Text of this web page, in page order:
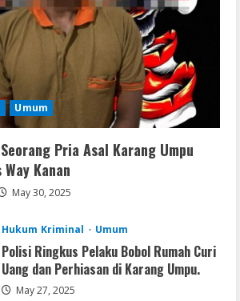
August 6, 2026
Serialers
Ableton Live Crack + Portable Windows
10 (x32x64)
August 6, 2026
Lan
Assassin’s Creed Shadows Digital
Deluxe Edition Cracked Rune Release
for Desktop
August 6, 2026
Umum
Profil AKBP Ramadhona, Eks Perwira
Brimob Papua Kini Jabat Kapolres Way
Umum
Pria Asal Karang Umpu
Kanan
May 30, 2025
Hukum Kriminal Umum
Polisi Ringkus Pelaku Bobol Rumah Curi
Uang dan Perhiasan di Karang Umpu.
May 27, 2025